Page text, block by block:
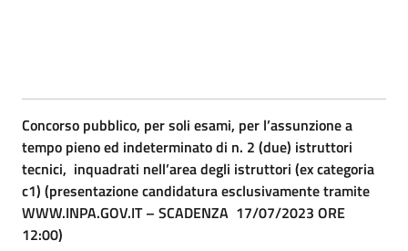
Concorso pubblico, per soli esami, per l’assunzione a
tempo pieno ed indeterminato di n. 2 (due) istruttori
tecnici, inquadrati nell’area degli istruttori (ex categoria
c1) (presentazione candidatura esclusivamente tramite
WWW.INPA.GOV.IT – SCADENZA 17/07/2023 ORE
12:00)